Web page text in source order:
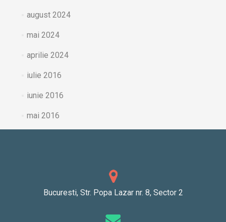
august 2024
mai 2024
aprilie 2024
iulie 2016
iunie 2016
mai 2016
Bucuresti, Str. Popa Lazar nr. 8, Sector 2